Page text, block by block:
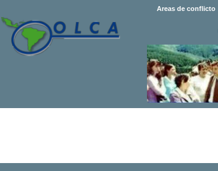
Areas de conflicto